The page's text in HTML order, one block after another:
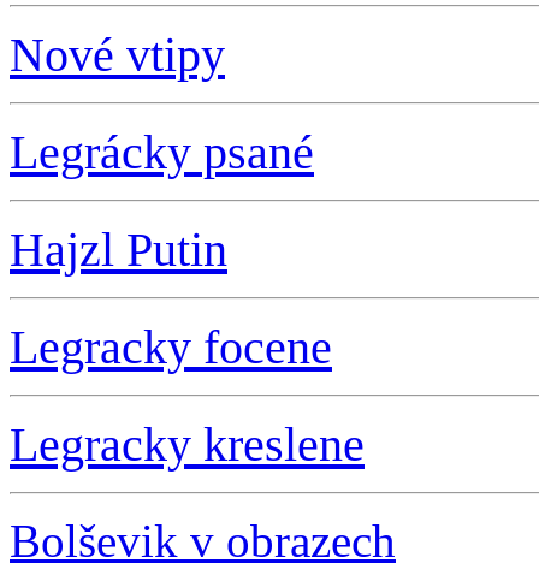
Nové vtipy
Legrácky psané
Hajzl Putin
Legracky focene
Legracky kreslene
Bolševik v obrazech